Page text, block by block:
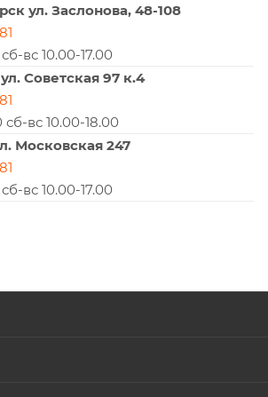
ул. Заслонова, 48-108
вс 10.00-17.00
Советская 97 к.4
вс 10.00-18.00
Московская 247
вс 10.00-17.00